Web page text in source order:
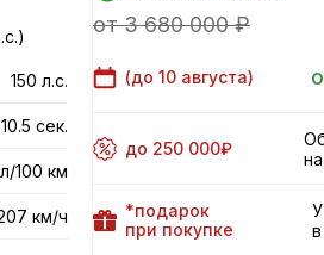
150 л.с.
10.5 сек.
100 км
км/ч
от 3 680 000 ₽
(до 10 августа)
до 250 000₽
*подарок
при покупке